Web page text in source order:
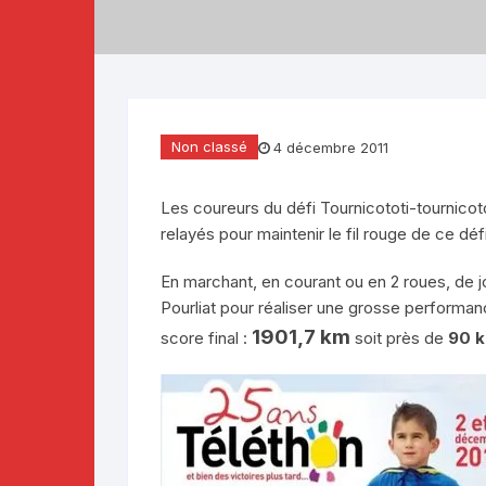
Téléthon 2017
Non classé 4 décembre 2011
Les coureurs du défi Tournicototi-
relayés pour maintenir le fil rouge de ce
En marchant, en courant ou en 2 roues,
Pourliat pour réaliser une grosse
score final : 1901,7 km soit près de 90